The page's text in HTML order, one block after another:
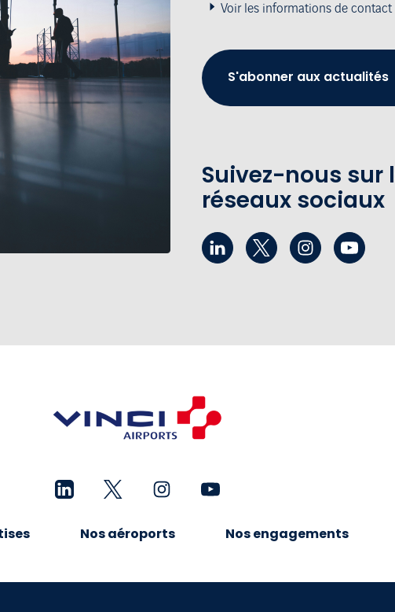
Voir les informations de contact
S'abonner aux actualités
Suivez-nous sur
réseaux sociaux
Nos aéroports Nos engagements